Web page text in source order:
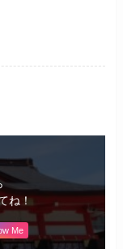
ね！
Me